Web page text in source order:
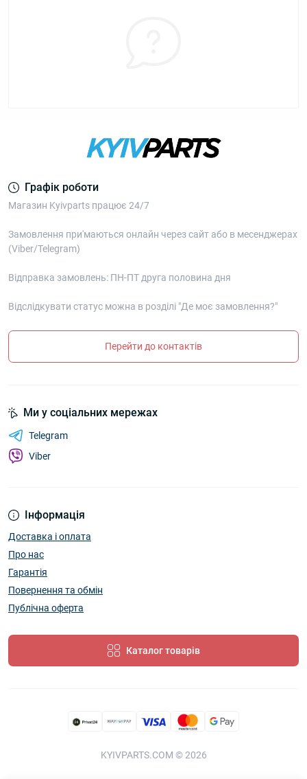
Графік роботи
Магазин Kyivparts працює 24/7
Замовлення при'маються онлайн через сайт або в месенджерах
(Viber/Telegram)
Відправка замовлень: ПН-ПТ друга половина дня
Відслідкувати статус можна в розділі "Де моє замовлення?"
Перейти до контактів
Інформація
Доставка і оплата
Про нас
Гарантія
Повернення та обмін
Публічна оферта
Каталог товарів
Ми у соціальних мережах
Telegram
Viber
KYIVPARTS.COM © 2026